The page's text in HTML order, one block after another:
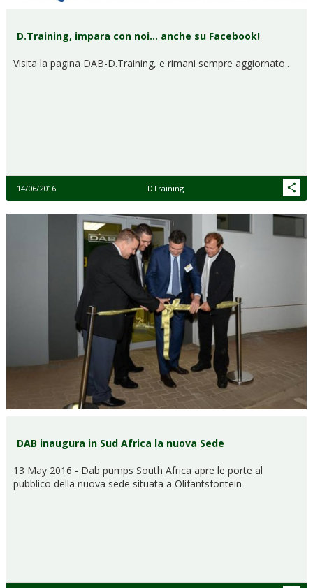
D.Training, impara con noi… anche su Facebook!
Visita la pagina DAB-D.Training, e rimani sempre aggiornato..
14/06/2016 DTraining
DAB inaugura in Sud Africa la nuova Sede
13 May 2016 - Dab pumps South Africa apre le porte al
pubblico della nuova sede situata a Olifantsfontein